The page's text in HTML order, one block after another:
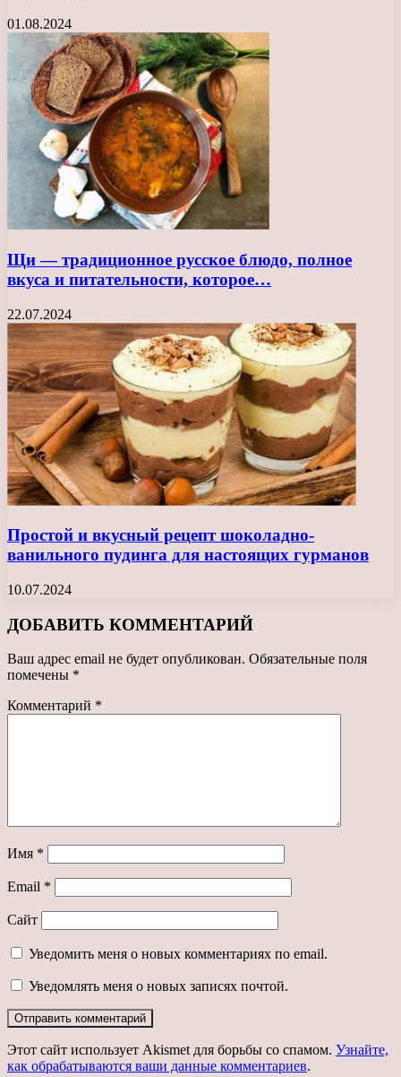
01.08.2024
Щи — традиционное русское блюдо, полное
вкуса и питательности, которое…
22.07.2024
Простой и вкусный рецепт шоколадно-
ванильного пудинга для настоящих гурманов
10.07.2024
ДОБАВИТЬ КОММЕНТАРИЙ
Ваш адрес email не будет опубликован. Обязательные поля
помечены *
Комментарий *
Имя *
Email *
Сайт
Уведомить меня о новых комментариях по email.
Уведомлять меня о новых записях почтой.
Этот сайт использует Akismet для борьбы со спамом. Узнайте,
как обрабатываются ваши данные комментариев.